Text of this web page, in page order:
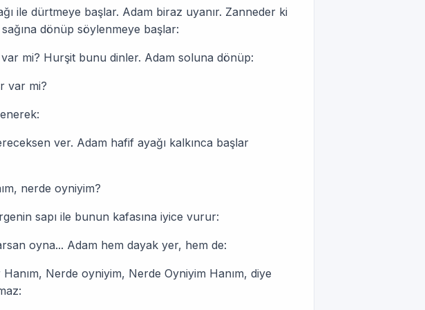
ile dürtmeye başlar. Adam biraz uyanır. Zanneder ki
dönüp söylenmeye başlar:
mi? Hurşit bunu dinler. Adam soluna dönüp:
var mi?
ver. Adam hafif ayağı kalkınca başlar
nerde oyniyim?
sapı ile bunun kafasına iyice vurur:
oyna... Adam hem dayak yer, hem de:
Nerde oyniyim, Nerde Oyniyim Hanım, diye